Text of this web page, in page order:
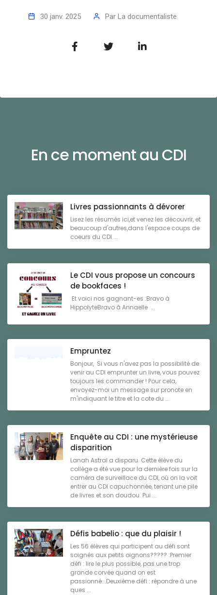
30 janv. 2025 Par La documentaliste
En ce moment au CDI
Livres passionnants à dévorer
Lisez les résumés ici,et venez les découvrir, et
beaucoup d'autres,dans l'espace coups de
coeurs du CDI ...
Le CDI vous propose un concours
de bookfaces !
Et voici nos gagnant-es :Bravo à
HippolyteBravo à Annaelle ...
Empruntez
Bonjour, Si vous n'avez pas la possibilité de
venir au CDI emprunter un livre, vous pouvez
toujours les commander ! Pour cela,
envoyez-moi un message sur pronote en
m'indiquant le titre et la cote du ...
Enquête au CDI : une mystérieuse
disparition
Lanah Astral a disparu. Cette élève du
collège a été vue pour la dernière fois sur la
caméra de surveillace du CDI, où on la voit
entrer au CDI capuchonnée, tenant une pile
de livres et son doudou. Pui ...
Défis babelio : que du plaisir !
Les 56 élèves qui participent au défi sont
soignés aux petits oignons????? :Premier
défi : lire le plus possible, pas une trop
grande corvée quand on est
passionné...Deuxième défi : répondre à une
ques ...